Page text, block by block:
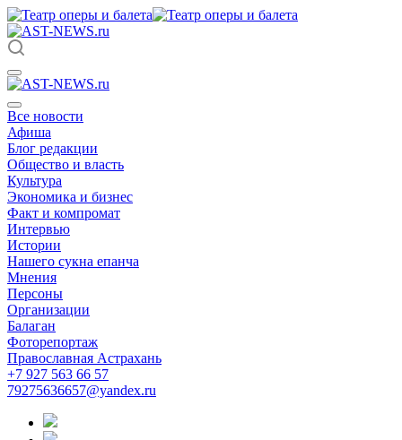
Все новости
Афиша
Блог редакции
Общество и власть
Культура
Экономика и бизнес
Факт и компромат
Интервью
Истории
Нашего сукна епанча
Мнения
Персоны
Организации
Балаган
Фоторепортаж
Православная Астрахань
+7 927 563 66 57
79275636657@yandex.ru